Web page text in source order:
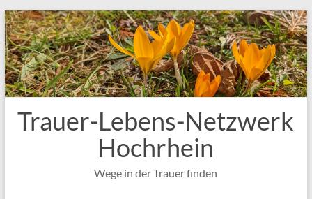
Zum
Inhalt
springen
Trauer-Lebens-Netzwerk
Hochrhein
Wege in der Trauer finden